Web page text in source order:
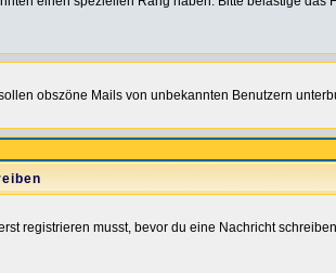
obszöne Mails von unbekannten Benutzern
registrieren musst, bevor du eine Nachricht